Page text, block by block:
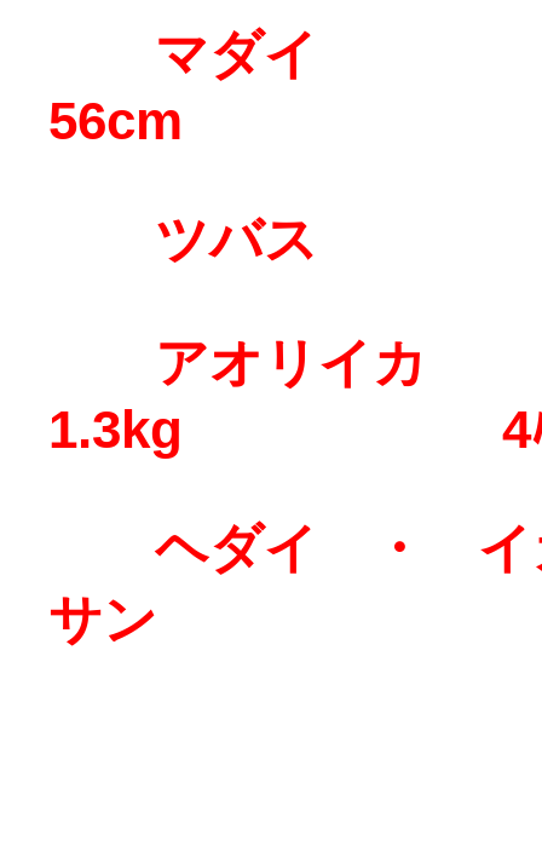
マダイ
56cm
ツバス
アオリイカ
1.3kg 4ﾊ
ヘダイ ・ イ
サン